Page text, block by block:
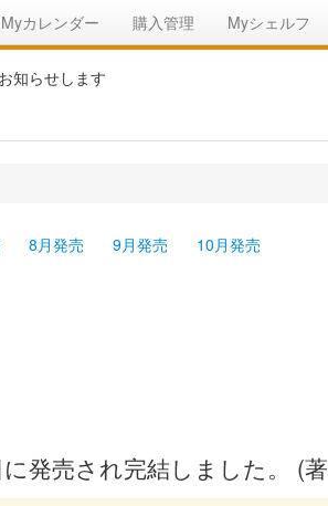
Myカレンダー 購入管理 Myシェルフ
知らせします
8月発売 9月発売 10月発売
発売され完結しました。 (著